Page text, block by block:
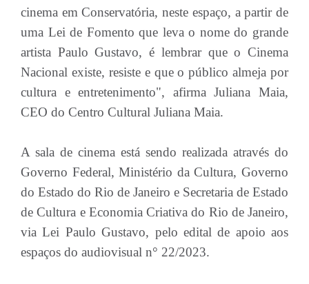
cinema em Conservatória, neste espaço, a partir de
uma Lei de Fomento que leva o nome do grande
artista Paulo Gustavo, é lembrar que o Cinema
Nacional existe, resiste e que o público almeja por
cultura e entretenimento", afirma Juliana Maia,
CEO do Centro Cultural Juliana Maia.
A sala de cinema está sendo realizada através do
Governo Federal, Ministério da Cultura, Governo
do Estado do Rio de Janeiro e Secretaria de Estado
de Cultura e Economia Criativa do Rio de Janeiro,
via Lei Paulo Gustavo, pelo edital de apoio aos
espaços do audiovisual n° 22/2023.